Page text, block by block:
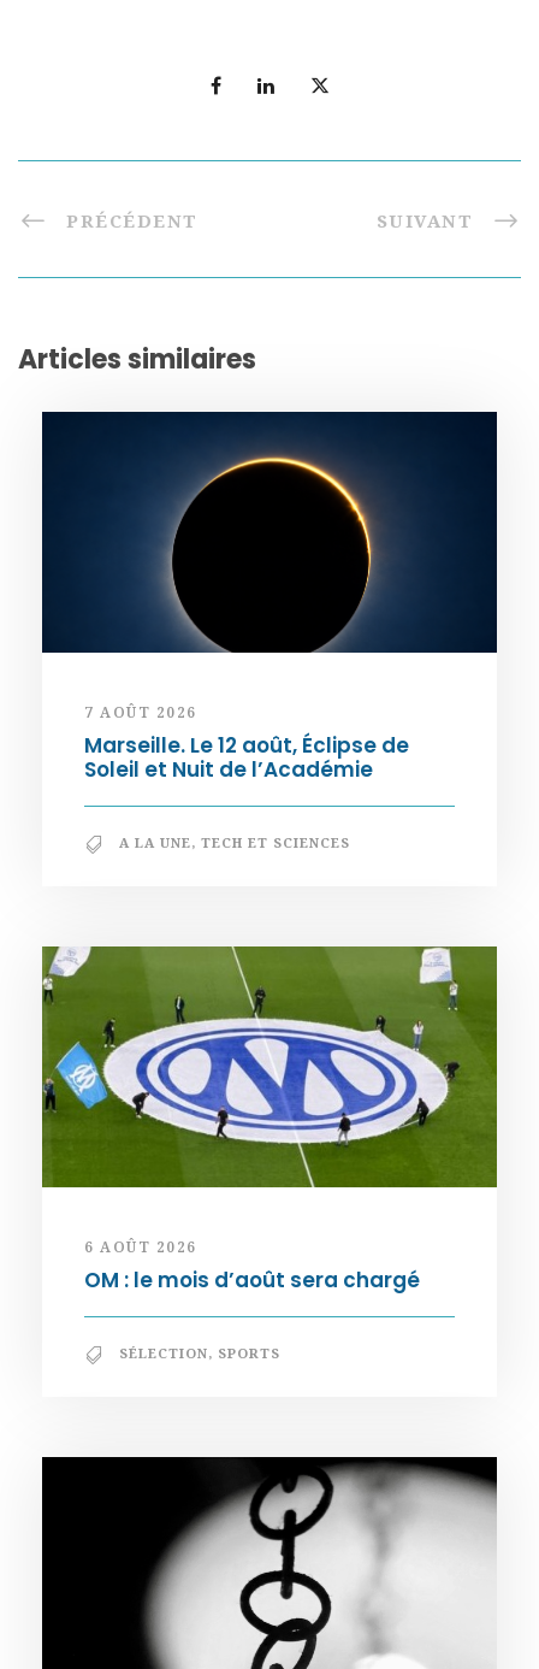
PRÉCÉDENT SUIVANT
Articles similaires
7 AOÛT 2026
Marseille. Le 12 août, Éclipse de
Soleil et Nuit de l’Académie
A LA UNE, TECH ET SCIENCES
6 AOÛT 2026
OM : le mois d’août sera chargé
SÉLECTION, SPORTS